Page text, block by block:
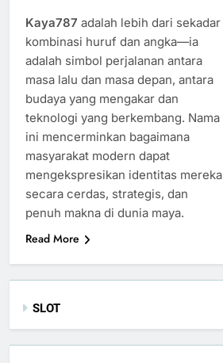
Kaya787 adalah lebih dari sekadar
kombinasi huruf dan angka—ia
adalah simbol perjalanan antara
masa lalu dan masa depan, antara
budaya yang mengakar dan
teknologi yang berkembang. Nama
ini mencerminkan bagaimana
masyarakat modern dapat
mengekspresikan identitas mereka
secara cerdas, strategis, dan
penuh makna di dunia maya.
Read More
SLOT